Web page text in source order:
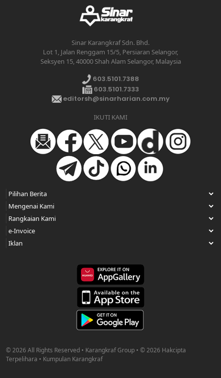
Sinar Karangkraf Sdn. Bhd.
Lot 1, Jalan Renggam 15/5, Persiaran Selangor,
Seksyen 15, 40000 Shah Alam Selangor, Malaysia
603.5101.7388
603.5101.7333
editorsh@sinarharian.com.my
IKUTI KAMI
© 2026 All Rights Reserved • Karangkraf Group • © 2026 Hakcipta
Terpelihara • Kumpulan Karangkraf